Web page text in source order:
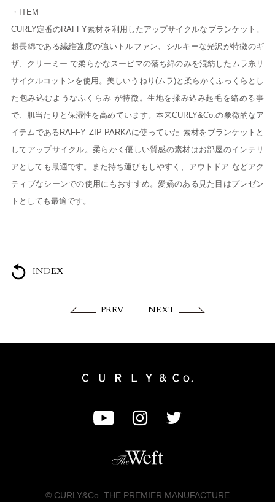
・ITEM
CURLY定番のRAFFY素材を利用したアップサイクルなブランケット。
超長綿である繊維強度の強いトルファン、シルキーな光沢が特徴のギ
ザ、クリーミー で柔らかなスーピマの落ち綿のみを混紡したムラ糸リ
サイクルコットンを使用。美しいうねり(ムラ)と柔らかくふっくらとし
た包み込むようなふくらみ が特徴。生地を揉み込み起毛を絡める事
で、肌当たりと保湿性を高めています。本来CURLY&Co.の象徴的なア
イテムであるRAFFY ZIP PARKAに使っていた 素材をブランケットと
してアップサイクル。柔らかく優しい質感の素材はお部屋のインテリ
アとしても最適です。また持ち運びもしやすく、アウトドア などアク
ティブなシーンでの使用にもおすすめ。愛嬌のある見た目はプレゼン
トとしても最適です。
INDEX
PREV NEXT
© CURLY&Co. THE PREMIER MANUFACTURE